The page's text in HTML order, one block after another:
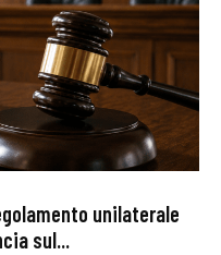
unilaterale
sul...